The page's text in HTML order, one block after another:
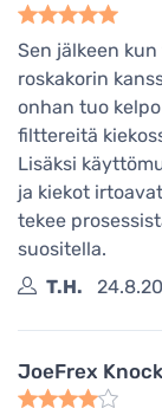
Sen jälkeen
roskakorin
onhan tuo
filttereitä
Lisäksi
ja kiekot
tekee
suositella.
T.H.
JoeFrex